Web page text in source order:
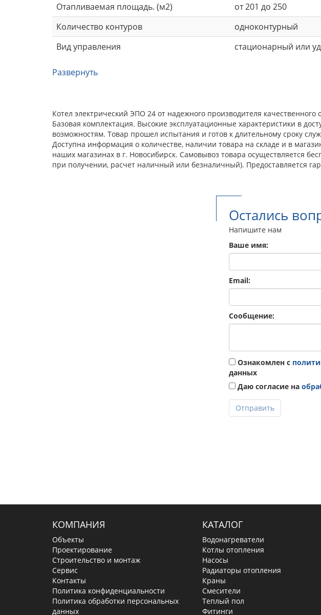
Отапливаемая площадь. (м2)
от 201 до 250
Количество контуров
одноконтурный
Вид управления
стационарный или
Развернуть
Котел электрический ЭПО 24 от надежного производителя
Базовая комплектация. Высокие эксплуатационные характеристики в
возможностям. Товар прошел испытания и готов к длительному сроку
Доступна информация о количестве, наличии товара на складе и в
наших магазинах в г. Новосибирск. Самовывоз товара осуществляется
при получении, расчет наличный или безналичный). Предоставляется
Остались
Напишите нам
Ваше имя:
Email:
Сообщение:
Ознакомлен с
данных
Даю согласие на
Отправить
КОМПАНИЯ
Объекты
Проектирование
Строительство и монтаж
Сервис
Контакты
Политика конфиденциальности
Политика обработки персональных
данных
КАТАЛОГ
Водонагреватели
Котлы отопления
Насосы
Радиаторы отопления
Краны
Смесители
Теплый пол
Фитинги